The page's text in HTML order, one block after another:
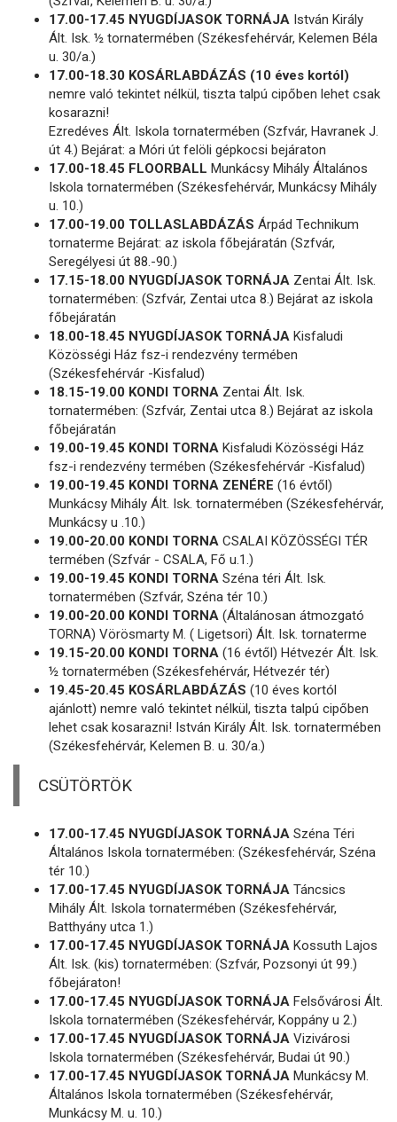
17.00-17.45 NYUGDÍJASOK TORNÁJA István Király
Ált. Isk. ½ tornatermében (Székesfehérvár, Kelemen Béla
u. 30/a.)
17.00-18.30 KOSÁRLABDÁZÁS (10 éves kortól)
nemre való tekintet nélkül, tiszta talpú cipőben lehet csak
kosarazni!
Ezredéves Ált. Iskola tornatermében (Szfvár, Havranek J.
út 4.) Bejárat: a Móri út felöli gépkocsi bejáraton
17.00-18.45 FLOORBALL Munkácsy Mihály Általános
Iskola tornatermében (Székesfehérvár, Munkácsy Mihály
u. 10.)
17.00-19.00 TOLLASLABDÁZÁS Árpád Technikum
tornaterme Bejárat: az iskola főbejáratán (Szfvár,
Seregélyesi út 88.-90.)
17.15-18.00 NYUGDÍJASOK TORNÁJA Zentai Ált. Isk.
tornatermében: (Szfvár, Zentai utca 8.) Bejárat az iskola
főbejáratán
18.00-18.45 NYUGDÍJASOK TORNÁJA Kisfaludi
Közösségi Ház fsz-i rendezvény termében
(Székesfehérvár -Kisfalud)
18.15-19.00 KONDI TORNA Zentai Ált. Isk.
tornatermében: (Szfvár, Zentai utca 8.) Bejárat az iskola
főbejáratán
19.00-19.45 KONDI TORNA Kisfaludi Közösségi Ház
fsz-i rendezvény termében (Székesfehérvár -Kisfalud)
19.00-19.45 KONDI TORNA ZENÉRE (16 évtől)
Munkácsy Mihály Ált. Isk. tornatermében (Székesfehérvár,
Munkácsy u .10.)
19.00-20.00 KONDI TORNA CSALAI KÖZÖSSÉGI TÉR
termében (Szfvár - CSALA, Fő u.1.)
19.00-19.45 KONDI TORNA Széna téri Ált. Isk.
tornatermében (Szfvár, Széna tér 10.)
19.00-20.00 KONDI TORNA (Általánosan átmozgató
TORNA) Vörösmarty M. ( Ligetsori) Ált. Isk. tornaterme
19.15-20.00 KONDI TORNA (16 évtől) Hétvezér Ált. Isk.
½ tornatermében (Székesfehérvár, Hétvezér tér)
19.45-20.45 KOSÁRLABDÁZÁS (10 éves kortól
ajánlott) nemre való tekintet nélkül, tiszta talpú cipőben
lehet csak kosarazni! István Király Ált. Isk. tornatermében
(Székesfehérvár, Kelemen B. u. 30/a.)
CSÜTÖRTÖK
17.00-17.45 NYUGDÍJASOK TORNÁJA Széna Téri
Általános Iskola tornatermében: (Székesfehérvár, Széna
tér 10.)
17.00-17.45 NYUGDÍJASOK TORNÁJA Táncsics
Mihály Ált. Iskola tornatermében (Székesfehérvár,
Batthyány utca 1.)
17.00-17.45 NYUGDÍJASOK TORNÁJA Kossuth Lajos
Ált. Isk. (kis) tornatermében: (Szfvár, Pozsonyi út 99.)
főbejáraton!
17.00-17.45 NYUGDÍJASOK TORNÁJA Felsővárosi Ált.
Iskola tornatermében (Székesfehérvár, Koppány u 2.)
17.00-17.45 NYUGDÍJASOK TORNÁJA Vizivárosi
Iskola tornatermében (Székesfehérvár, Budai út 90.)
17.00-17.45 NYUGDÍJASOK TORNÁJA Munkácsy M.
Általános Iskola tornatermében (Székesfehérvár,
Munkácsy M. u. 10.)